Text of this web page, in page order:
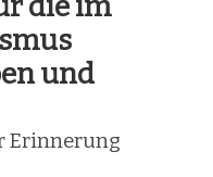
und
Erinnerung